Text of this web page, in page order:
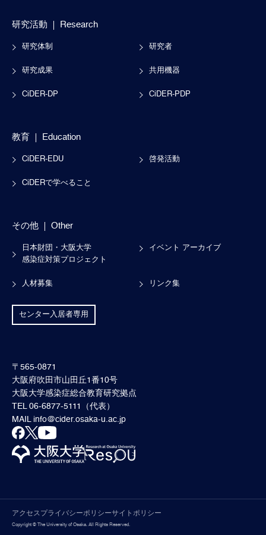
研究活動 Research
研究体制 研究者
研究成果 共用機器
CiDER-DP CiDER-PDP
教育 Education
CiDER-EDU 啓発活動
CiDERで学べること
その他 Other
日本財団・大阪大学
感染症対策プロジェクト
イベント アーカイブ
人材募集 リンク集
センター入居者専用
〒565-0871
大阪府吹田市山田丘1番10号
大阪大学感染症総合教育研究拠点
TEL 06-6877-5111（代表）
MAILinfo@cider.osaka-u.ac.jp
アクセスプライバシーポリシーサイトポリシー
Copyright © The University of Osaka. All Rights Reserved.